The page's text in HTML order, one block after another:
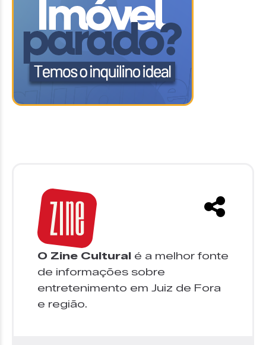
O Zine Cultural é a melhor fonte
de informações sobre
entretenimento em Juiz de Fora
e região.